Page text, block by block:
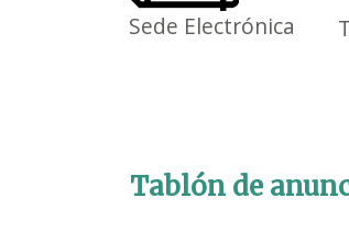
Sede Electrónica
Tablón de